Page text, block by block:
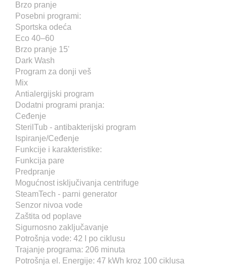
Brzo pranje
Posebni programi:
Sportska odeća
Eco 40–60
Brzo pranje 15'
Dark Wash
Program za donji veš
Mix
Antialergijski program
Dodatni programi pranja:
Ceđenje
SterilTub - antibakterijski program
Ispiranje/Ceđenje
Funkcije i karakteristike:
Funkcija pare
Predpranje
Mogućnost isključivanja centrifuge
SteamTech - parni generator
Senzor nivoa vode
Zaštita od poplave
Sigurnosno zaključavanje
Potrošnja vode: 42 l po ciklusu
Trajanje programa: 206 minuta
Potrošnja el. Energije: 47 kWh kroz 100 ciklusa